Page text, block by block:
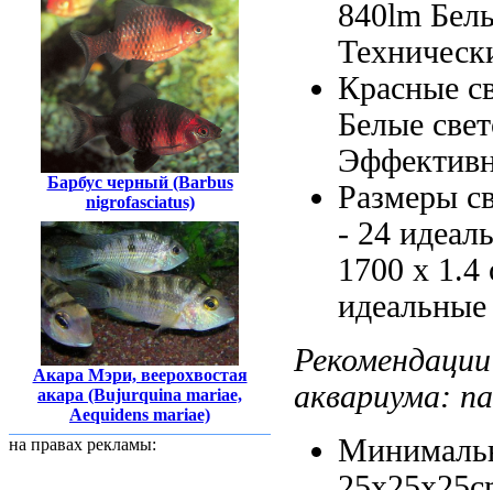
Барбус черный (Barbus
nigrofasciatus)
Акара Мэри, веерохвостая
акара (Bujurquina mariae,
Aequidens mariae)
на правах рекламы:
840lm
Красные
Белые
Размеры
- 24
1700 х 1.4
аквариума: